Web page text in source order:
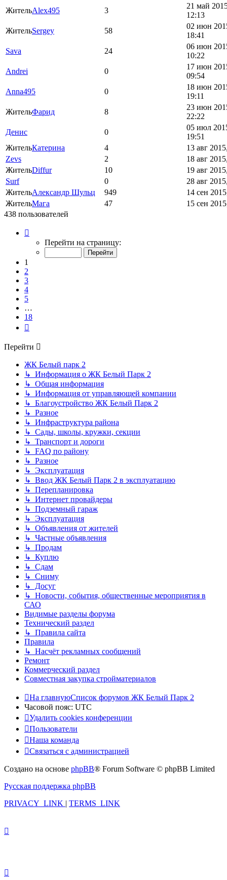
ЖительAlex495 3
21 май
12:13
ЖительSergey 58
02 июн
18:41
Sava
24
06 июн
10:22
Andrei
0
17 июн
09:54
Anna495
0
18 июн
19:11
ЖительФарид 8
23 июн
22:22
Денис
0
05 июл
19:51
ЖительКатерина 4
13 авг
Zevs
2
18 авг
ЖительDiffur 10
19 авг
Surf
0
28 авг
ЖительАлександр Шульц 949
14 сен
ЖительМагa 47
15 сен
438 пользователей
Перейти на страницу:
1
2
3
4
5
…
18
Перейти
ЖК Белый парк 2
↳ Информация о ЖК Белый Парк 2
↳ Общая информация
↳ Информация от управляющей компании
↳ Благоустройство ЖК Белый Парк 2
↳ Разное
↳ Инфраструктура района
↳ Сады, школы, кружки, секции
↳ Транспорт и дороги
↳ FAQ по району
↳ Разное
↳ Эксплуатация
↳ Ввод ЖК Белый Парк 2 в эксплуатацию
↳ Перепланировка
↳ Интернет провайдеры
↳ Подземный гараж
↳ Эксплуатация
↳ Объявления от жителей
↳ Частные объявления
↳ Продам
↳ Куплю
↳ Сдам
↳ Сниму
↳ Досуг
↳ Новости, события, общественные мероприятия в
САО
Видимые разделы форума
Технический раздел
↳ Правила сайта
Правила
↳ Насчёт рекламных сообщений
Ремонт
Коммерческий раздел
Совместная закупка стройматериалов
На главнуюСписок форумов ЖК Белый Парк 2
Часовой пояс: UTC
Удалить cookies конференции
Пользователи
Наша команда
Связаться с администрацией
Создано на основе phpBB® Forum Software © phpBB Limited
Русская поддержка phpBB
PRIVACY_LINK | TERMS_LINK